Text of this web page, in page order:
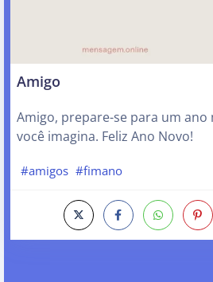
Amigo
Amigo, prepare-se para um
você imagina. Feliz Ano Novo!
#amigos #fimano